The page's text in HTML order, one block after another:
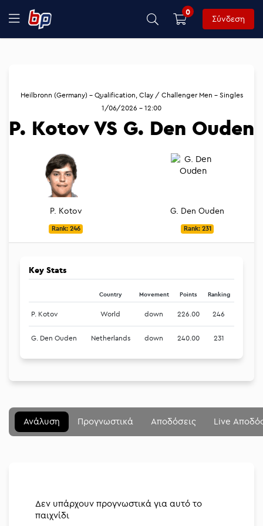
0
Σύνδεση
P. Kotov
Rank: 246
Heilbronn (Germany) - Qualification, Clay / Challenger Men - Singles
1/06/2026 - 12:00
P. Kotov VS G. Den Ouden
G. Den Ouden
Rank: 231
Key Stats
Country Movement Points Ranking
P. Kotov World down 226.00 246
G. Den Ouden Netherlands down 240.00 231
Ανάλυση Προγνωστικά Αποδόσεις Live
Δεν υπάρχουν προγνωστικά για αυτό το
παιχνίδι
Μενού
Betting community
Διοργανώσεις